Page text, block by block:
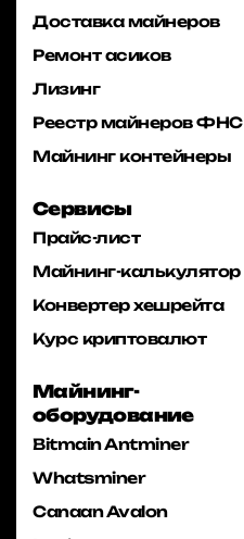
Доставка майнеров
Ремонт асиков
Лизинг
Реестр майнеров ФНС
Майнинг контейнеры
Сервисы
Прайс-лист
Майнинг-калькулятор
Конвертер хешрейта
Курс криптовалют
Майнинг-
оборудование
Bitmain Antminer
Whatsminer
Canaan Avalon